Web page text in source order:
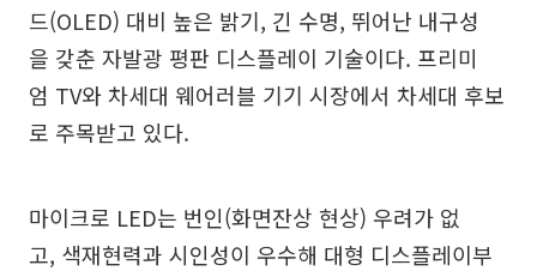
드(OLED) 대비 높은 밝기, 긴 수명, 뛰어난 내구성
을 갖춘 자발광 평판 디스플레이 기술이다. 프리미
엄 TV와 차세대 웨어러블 기기 시장에서 차세대 후보
로 주목받고 있다.
마이크로 LED는 번인(화면잔상 현상) 우려가 없
고, 색재현력과 시인성이 우수해 대형 디스플레이부